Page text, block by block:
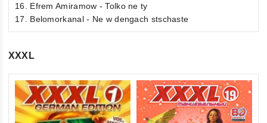
16. Efrem Amiramow - Tolko ne ty
17. Belomorkanal - Ne w dengach stschaste
XXXL